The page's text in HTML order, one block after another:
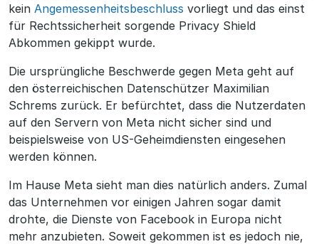
kein Angemessenheitsbeschluss vorliegt und das einst
für Rechtssicherheit sorgende Privacy Shield
Abkommen gekippt wurde.
Die ursprüngliche Beschwerde gegen Meta geht auf
den österreichischen Datenschützer Maximilian
Schrems zurück. Er befürchtet, dass die Nutzerdaten
auf den Servern von Meta nicht sicher sind und
beispielsweise von US-Geheimdiensten eingesehen
werden können.
Im Hause Meta sieht man dies natürlich anders. Zumal
das Unternehmen vor einigen Jahren sogar damit
drohte, die Dienste von Facebook in Europa nicht
mehr anzubieten. Soweit gekommen ist es jedoch nie,